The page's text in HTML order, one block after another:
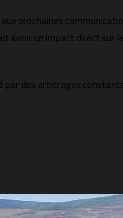
prochaines
un impact direct sur
par des arbitrages